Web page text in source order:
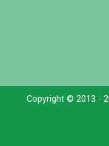
Copyright © 2013 -